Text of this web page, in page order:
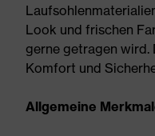
Look und frischen
gerne getragen wird.
Komfort und
Allgemeine